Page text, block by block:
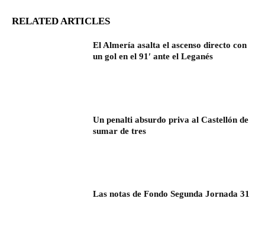
RELATED ARTICLES
El Almería asalta el ascenso directo con
un gol en el 91′ ante el Leganés
Un penalti absurdo priva al Castellón de
sumar de tres
Las notas de Fondo Segunda Jornada 31